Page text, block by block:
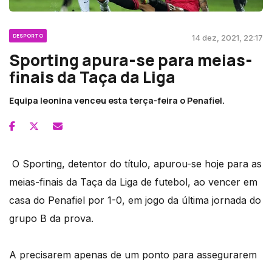
DESPORTO 14 dez, 2021, 22:17
Sporting apura-se para meias-
finais da Taça da Liga
Equipa leonina venceu esta terça-feira o Penafiel.
O Sporting, detentor do título, apurou-se hoje para as
meias-finais da Taça da Liga de futebol, ao vencer em
casa do Penafiel por 1-0, em jogo da última jornada do
grupo B da prova.
A precisarem apenas de um ponto para assegurarem